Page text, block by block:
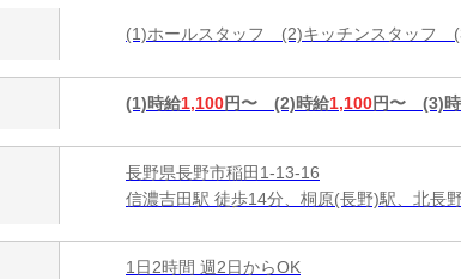
(1)ホールスタッフ (2)キッチンスタッフ
(1)時給1,100円〜 (2)時給1,100円〜 (3)
長野県長野市稲田1-13-16
信濃吉田駅 徒歩14分、桐原(長野)駅、北長
1日2時間 週2日からOK